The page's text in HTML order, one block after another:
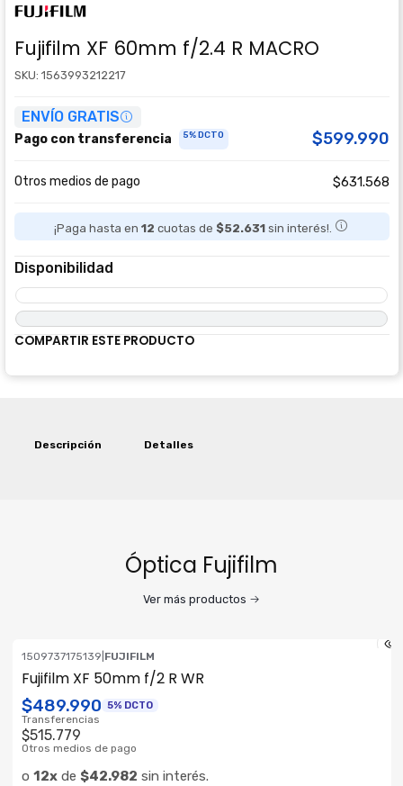
Fujifilm XF 60mm f/2.4 R MACRO
SKU: 1563993212217
ENVÍO GRATIS
Pago con transferencia 5% DCTO $599.990
Otros medios de pago $631.568
¡Paga hasta en 12 cuotas de $52.631 sin interés!.
Disponibilidad
COMPARTIR ESTE PRODUCTO
Descripción Detalles
Óptica Fujifilm
Ver más productos
1509737175139 FUJIFILM
Fujifilm XF 50mm f/2 R WR
$489.990 5% DCTO
Transferencias
$515.779
Otros medios de pago
o 12xde $42.982 sin interés.